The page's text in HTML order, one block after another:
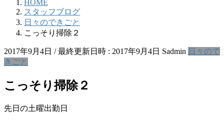
HOME
スタッフブログ
日々のできごと
こっそり掃除２
2017年9月4日 / 最終更新日時 : 2017年9月4日 Sadmin 日々ので
きごと
こっそり掃除２
先日の土曜出勤日